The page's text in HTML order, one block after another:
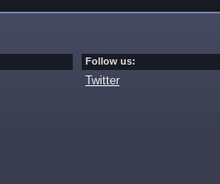
Follow us:
Twitter